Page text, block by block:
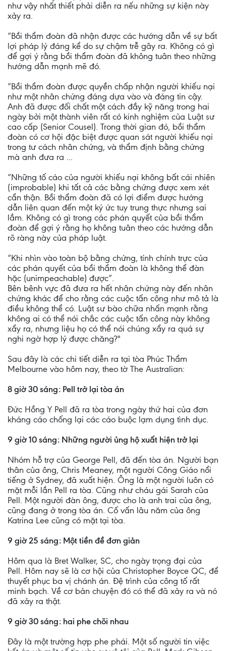
như vậy nhất thiết phải diễn ra nếu những sự kiện này
xảy ra.
“Bồi thẩm đoàn đã nhận được các hướng dẫn về sự bất
lợi pháp lý đáng kể do sự chậm trễ gây ra. Không có gì
để gợi ý rằng bồi thẩm đoàn đã không tuân theo những
hướng dẫn mạnh mẽ đó.
“Bồi thẩm đoàn được quyền chấp nhận người khiếu nại
như một nhân chứng đáng dựa vào và đáng tin cậy.
Anh đã được đối chất một cách đầy kỹ năng trong hai
ngày bởi một thành viên rất có kinh nghiệm của Luật sư
cao cấp (Senior Cousel). Trong thời gian đó, bồi thẩm
đoàn có cơ hội đặc biệt được quan sát người khiếu nại
trong tư cách nhân chứng, và thẩm định bằng chứng
mà anh đưa ra ...
“Những tố cáo của người khiếu nại không bất cái nhiên
(improbable) khi tất cả các bằng chứng được xem xét
cẩn thận. Bồi thẩm đoàn đã có lợi điểm được hướng
dẫn liên quan đến một ký ức tuy trung thực nhưng sai
lầm. Không có gì trong các phán quyết của bồi thẩm
đoàn để gợi ý rằng họ không tuân theo các hướng dẫn
rõ ràng này của pháp luật.
“Khi nhìn vào toàn bộ bằng chứng, tính chính trực của
các phán quyết của bồi thẩm đoàn là không thể đàn
hặc (unimpeachable) được”.
Bên bênh vực đã đưa ra hết nhân chứng này đến nhân
chứng khác để cho rằng các cuộc tấn công như mô tả là
điều không thể có. Luật sư bào chữa nhấn mạnh rằng
không ai có thể nói chắc các cuộc tấn công này không
xẩy ra, nhưng liệu họ có thể nói chúng xẩy ra quá sự
nghi ngờ hợp lý được chăng?"
Sau đây là các chi tiết diễn ra tại tòa Phúc Thẩm
Melbourne vào hôm nay, theo tờ The Australian:
8 giờ 30 sáng: Pell trở lại tòa án
Đức Hồng Y Pell đã ra tòa trong ngày thứ hai của đơn
kháng cáo chống lại các cáo buộc lạm dụng tình dục.
9 giờ 10 sáng: Những người ủng hộ xuất hiện trở lại
Nhóm hỗ trợ của George Pell, đã đến tòa án. Người bạn
thân của ông, Chris Meaney, một người Công Giáo nổi
tiếng ở Sydney, đã xuất hiện. Ông là một người luôn có
mặt mỗi lần Pell ra tòa. Cũng như cháu gái Sarah của
Pell. Một người đàn ông, được cho là anh trai của ông,
cũng đang ở trong tòa án. Cố vấn lâu năm của ông
Katrina Lee cũng có mặt tại tòa.
9 giờ 25 sáng: Một tiền đề đơn giản
Hôm qua là Bret Walker, SC, cho ngày trọng đại của
Pell. Hôm nay sẽ là cơ hội của Christopher Boyce QC, để
thuyết phục ba vị chánh án. Đệ trình của công tố rất
minh bạch. Về cơ bản chuyện đó có thể đã xảy ra và nó
đã xảy ra thật.
9 giờ 30 sáng: hai phe chõi nhau
Đây là một trường hợp phe phái. Một số người tin việc